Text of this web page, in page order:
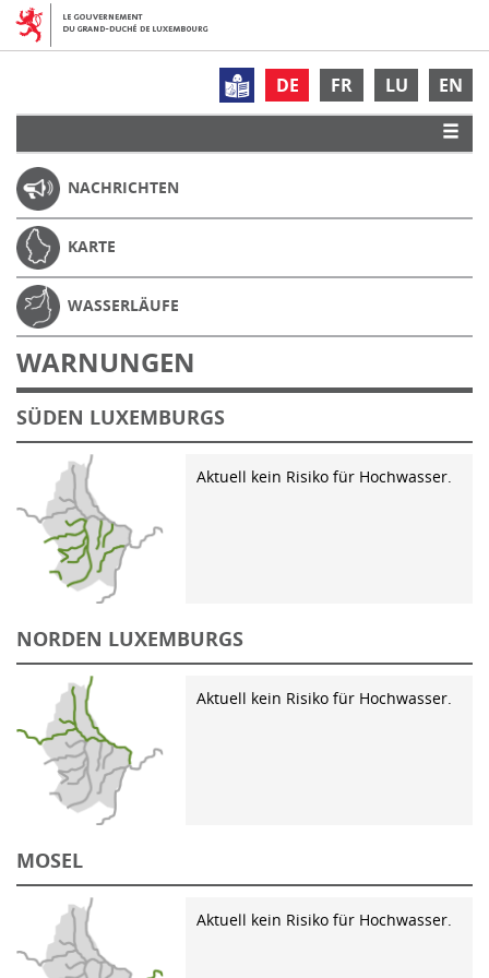
DE FR LU EN
NACHRICHTEN
KARTE
WASSERLÄUFE
WARNUNGEN
SÜDEN LUXEMBURGS
Aktuell kein Risiko für Hochwasser.
NORDEN LUXEMBURGS
Aktuell kein Risiko für Hochwasser.
MOSEL
Aktuell kein Risiko für Hochwasser.